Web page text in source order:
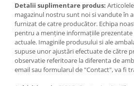
Detalii suplimentare produs:
magazinul nostru sunt noi si vandute în
furnizat de catre producător. Echipa
pentru a menține informațiile prezentate
actuale. Imaginile produsului si ale
supuse unor ajustări efectuate de către
observatie referitoare la diferenta de
email sau formularul de "Contact", va fi